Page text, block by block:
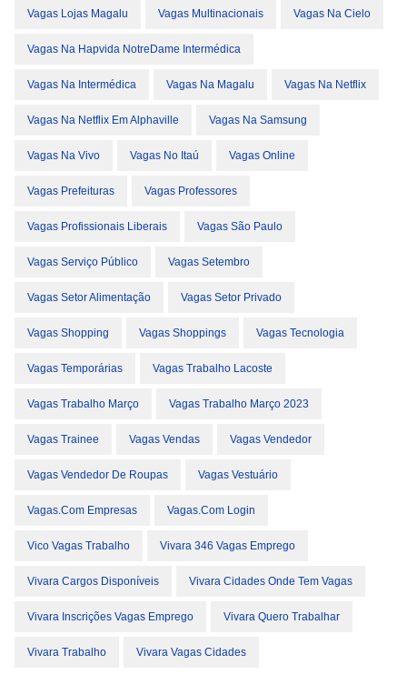
Vagas Lojas Magalu Vagas Multinacionais Vagas Na Cielo
Vagas Na Hapvida NotreDame Intermédica
Vagas Na Intermédica Vagas Na Magalu Vagas Na Netflix
Vagas Na Netflix Em Alphaville Vagas Na Samsung
Vagas Na Vivo Vagas No Itaú Vagas Online
Vagas Prefeituras Vagas Professores
Vagas Profissionais Liberais Vagas São Paulo
Vagas Serviço Público Vagas Setembro
Vagas Setor Alimentação Vagas Setor Privado
Vagas Shopping Vagas Shoppings Vagas Tecnologia
Vagas Temporárias Vagas Trabalho Lacoste
Vagas Trabalho Março Vagas Trabalho Março 2023
Vagas Trainee Vagas Vendas Vagas Vendedor
Vagas Vendedor De Roupas Vagas Vestuário
Vagas.com Empresas Vagas.com Login
Vico Vagas Trabalho Vivara 346 Vagas Emprego
Vivara Cargos Disponíveis Vivara Cidades Onde Tem Vagas
Vivara Inscrições Vagas Emprego Vivara Quero Trabalhar
Vivara Trabalho Vivara Vagas Cidades